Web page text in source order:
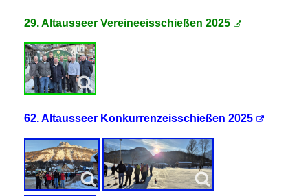
29. Altausseer Vereineeisschießen 2025
62. Altausseer Konkurrenzeisschießen 2025